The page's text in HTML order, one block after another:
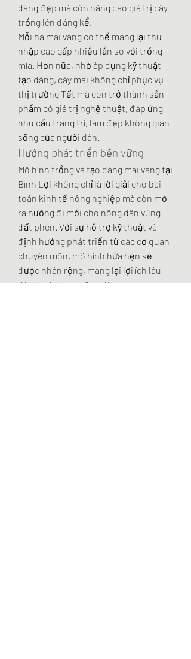
dáng đẹp mà còn nâng cao giá trị cây
trồng lên đáng kể.
Mỗi ha mai vàng có thể mang lại thu
nhập cao gấp nhiều lần so với trồng
mía. Hơn nữa, nhờ áp dụng kỹ thuật
tạo dáng, cây mai không chỉ phục vụ
thị trường Tết mà còn trở thành sản
phẩm có giá trị nghệ thuật, đáp ứng
nhu cầu trang trí, làm đẹp không gian
sống của người dân.
Hướng phát triển bền vững
Mô hình trồng và tạo dáng mai vàng tại
Bình Lợi không chỉ là lời giải cho bài
toán kinh tế nông nghiệp mà còn mở
ra hướng đi mới cho nông dân vùng
đất phèn. Với sự hỗ trợ kỹ thuật và
định hướng phát triển từ các cơ quan
chuyên môn, mô hình hứa hẹn sẽ
được nhân rộng, mang lại lợi ích lâu
dài cho bà con nông dân.